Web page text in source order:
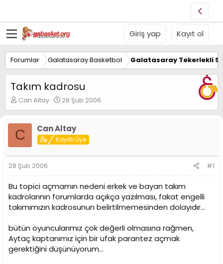
Giriş yap Kayıt ol
Forumlar Galatasaray Basketbol Galatasaray Tekerlekli
Takım kadrosu
K
o
u
y
B
a
ş
a
t
a
Can Altay
B
a
l
a
n
g
a
r
i
i
28 Şub 2006
C Can Altay
Kayıtlı Üye
28 Şub 2006 #1
Bu topici açmamın nedeni erkek ve bayan takım
kadrolarının forumlarda açıkça yazılması, fakat engelli
takımımızın kadrosunun belirtilmemesinden dolayıdır...
bütün oyuncularımız çok değerli olmasına rağmen,
Aytaç kaptanımız için bir ufak parantez açmak
gerektiğini düşünüyorum...